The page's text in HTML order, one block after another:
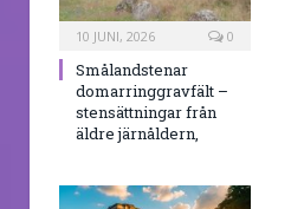
10 JUNI, 2026 0
Smålandstenar
domarringgravfält –
stensättningar från
äldre järnåldern,